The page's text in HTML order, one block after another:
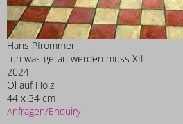
Hans Pfrommer
tun was getan werden muss XII
2024
Öl auf Holz
44 x 34 cm
Anfragen/Enquiry